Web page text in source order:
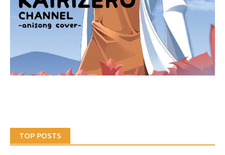
TOP POSTS